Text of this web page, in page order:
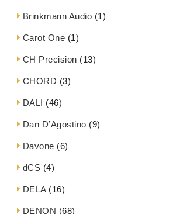
Brinkmann Audio (1)
Carot One (1)
CH Precision (13)
CHORD (3)
DALI (46)
Dan D’Agostino (9)
Davone (6)
dCS (4)
DELA(16)
DENON (68)